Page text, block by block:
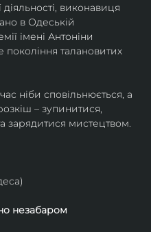
виконавиця
в Одеській
імені Антоніни
талановитих
ніби сповільнюється, а
– зупинитися,
зарядитися мистецтвом.
незабаром